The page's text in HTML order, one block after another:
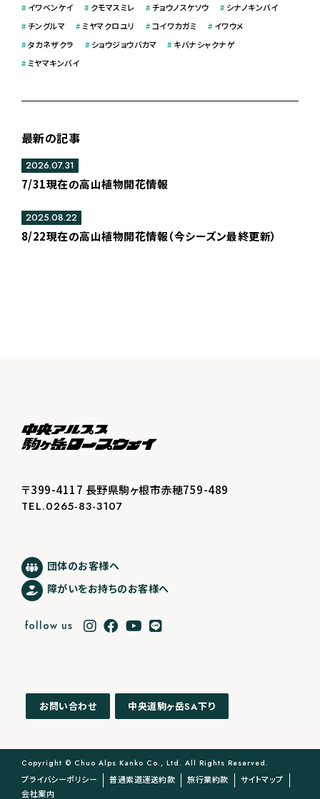
# イワベンケイ # クモマスミレ #チョウノスケソウ # シナノキンバイ
#チングルマ #ミヤマクロユリ #コイワカガミ # イワウメ
#タカネザクラ # ショウジョウバカマ # キバナシャクナゲ
#ミヤマキンバイ
最新の記事
2026.07.31
7/31現在の高山植物開花情報
2025.08.22
8/22現在の高山植物開花情報（今シーズン最終更新）
〒399-4117 長野県駒ヶ根市赤穂759-489
TEL.0265-83-3107
団体のお客様へ
障がいをお持ちのお客様へ
follow us
お問い合わせ 中央道駒ヶ岳SA下り
Copyright © Chuo Alps Kanko Co., Ltd. All Rights Reserved.
プライバシーポリシー 普通索道運送約款 旅行業約款
サイトマップ
会社案内